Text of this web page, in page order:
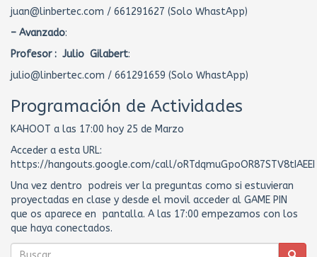
juan@linbertec.com / 661291627 (Solo WhastApp)
– Avanzado:
Profesor : Julio Gilabert:
julio@linbertec.com / 661291659 (Solo WhastApp)
Programación de Actividades
KAHOOT a las 17:00 hoy 25 de Marzo
Acceder a esta URL:
https://hangouts.google.com/call/oRTdqmuGpoOR87STV8tIAEEI
Una vez dentro podreis ver la preguntas como si estuvieran
proyectadas en clase y desde el movil acceder al GAME PIN
que os aparece en pantalla. A las 17:00 empezamos con los
que haya conectados.